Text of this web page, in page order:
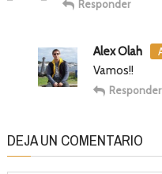
Responder
Alex Olah
Vamos!!
Responder
DEJA UN COMENTARIO